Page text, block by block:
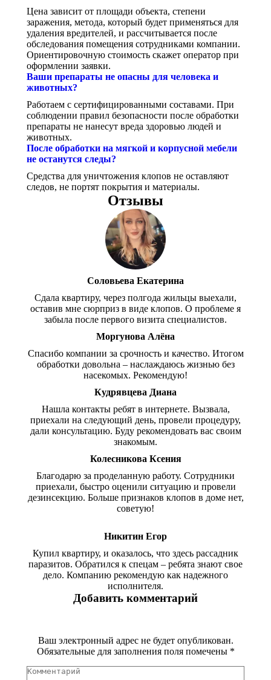
Цена зависит от площади объекта, степени
заражения, метода, который будет применяться для
удаления вредителей, и рассчитывается после
обследования помещения сотрудниками компании.
Ориентировочную стоимость скажет оператор при
оформлении заявки.
Ваши препараты не опасны для человека и
животных?
Работаем с сертифицированными составами. При
соблюдении правил безопасности после обработки
препараты не нанесут вреда здоровью людей и
животных.
После обработки на мягкой и корпусной мебели
не останутся следы?
Средства для уничтожения клопов не оставляют
следов, не портят покрытия и материалы.
Отзывы
Соловьева Екатерина
Сдала квартиру, через полгода жильцы выехали,
оставив мне сюрприз в виде клопов. О проблеме я
забыла после первого визита специалистов.
Моргунова Алёна
Спасибо компании за срочность и качество. Итогом
обработки довольна – наслаждаюсь жизнью без
насекомых. Рекомендую!
Кудрявцева Диана
Нашла контакты ребят в интернете. Вызвала,
приехали на следующий день, провели процедуру,
дали консультацию. Буду рекомендовать вас своим
знакомым.
Колесникова Ксения
Благодарю за проделанную работу. Сотрудники
приехали, быстро оценили ситуацию и провели
дезинсекцию. Больше признаков клопов в доме нет,
советую!
Никитин Егор
Купил квартиру, и оказалось, что здесь рассадник
паразитов. Обратился к спецам – ребята знают свое
дело. Компанию рекомендую как надежного
исполнителя.
Добавить комментарий
Ваш электронный адрес не будет опубликован.
Обязательные для заполнения поля помечены *
Комментарий